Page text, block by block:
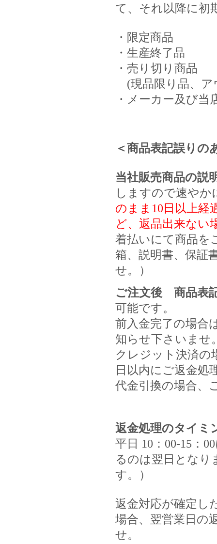
て、それ以降に初
・限定商品
・生産終了品
・売り切り商品
(現品限り品、ア
・メーカー及び当
＜商品表記誤りの
当社販売商品の説
しますので速や
のまま10日以上経
ど、返品出来ない
着払いにて商品を
箱、説明書、保証
せ。）
ご注文後 商品表
可能です。
前入金完了の場合
知らせ下さいませ
クレジット決済の
日以内にご返金処
代金引換の場合、
返金処理のタイミ
平日 10：00-15：
るのは翌日となり
す。）
返金対応が確定し
場合、翌営業日の
せ。